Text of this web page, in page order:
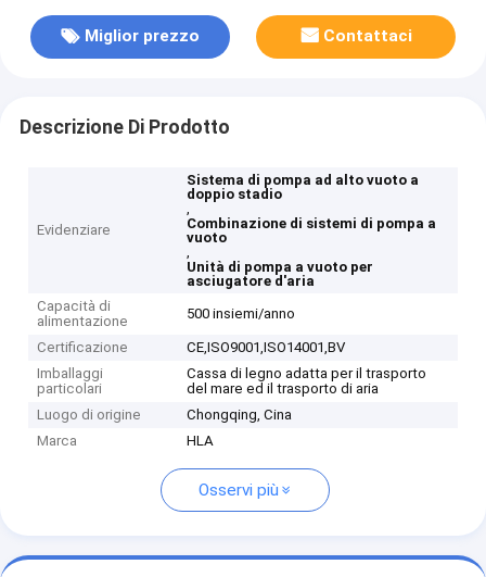
Miglior prezzo Contattaci
Descrizione Di Prodotto
Evidenziare
Sistema di pompa ad alto vuoto a
doppio stadio
,
Combinazione di sistemi di pompa a
vuoto
,
Unità di pompa a vuoto per
asciugatore d'aria
Capacità di
alimentazione
500 insiemi/anno
Certificazione
CE,ISO9001,ISO14001,BV
Imballaggi
particolari
Cassa di legno adatta per il trasporto
del mare ed il trasporto di aria
Luogo di origine
Chongqing, Cina
Marca
HLA
Osservi più